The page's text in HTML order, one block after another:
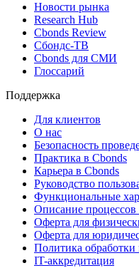
Новости рынка
Research Hub
Cbonds Review
Сбондс-ТВ
Cbonds для СМИ
Глоссарий
Поддержка
Для клиентов
О нас
Безопасность
Практика в Cbonds
Карьера в Cbonds
Руководство
Функциональные
Описание
Оферта для
Оферта для
Политика
IT-аккредитация